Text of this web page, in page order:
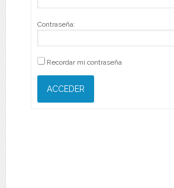
Contraseña:
Recordar mi contraseña
ACCEDER